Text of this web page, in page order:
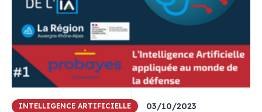
INTELLIGENCE ARTIFICIELLE 03/10/2023